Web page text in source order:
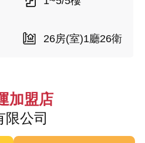
26房(室)1廳26衛
加盟店
限公司